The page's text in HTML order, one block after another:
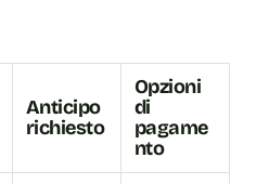
Anticipo
richiesto
Opzioni
di
pagame
nto